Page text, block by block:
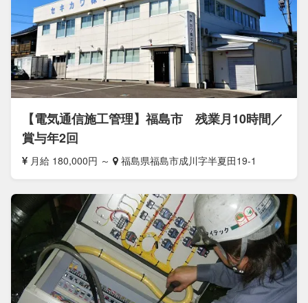
【電気通信施工管理】福島市 残業月10時間／
賞与年2回
月給 180,000円 ～ 福島県福島市成川字半夏田19-1